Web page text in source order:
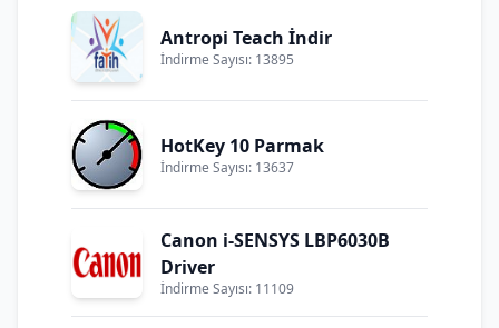
Antropi Teach İndir
İndirme Sayısı: 13895
HotKey 10 Parmak
İndirme Sayısı: 13637
Canon i-SENSYS LBP6030B
Driver
İndirme Sayısı: 11109